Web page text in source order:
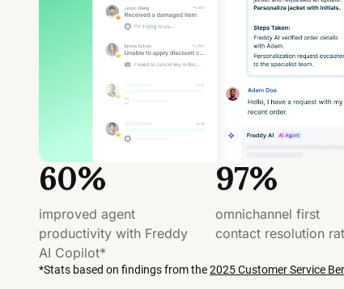
60%
improved agent
productivity with Freddy
AI Copilot*
97%
omnichannel first
contact resolution
*Stats based on findings from the2025 Customer Service